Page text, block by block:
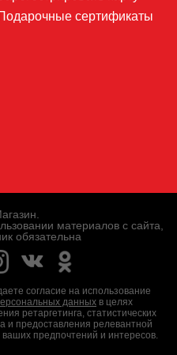
сертификаты
материалов с сайта,
обязательна
согласие на использование
данных в целях
ретаргетинга, статистических
и предоставления релевантной
предпочтений и интересов.